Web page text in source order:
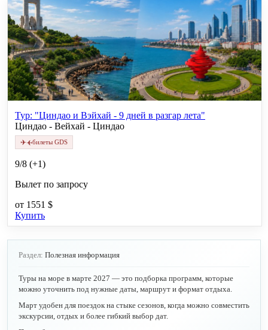
Тур: "Циндао и Вэйхай - 9 дней в разгар лета"
Циндао - Вейхай - Циндао
✈✈билеты GDS
9/8 (+1)
Вылет по запросу
от 1551 $
Купить
Раздел: Полезная информация
Туры на море в марте 2027 — это подборка программ, которые
можно уточнить под нужные даты, маршрут и формат отдыха.
Март удобен для поездок на стыке сезонов, когда можно совместить
экскурсии, отдых и более гибкий выбор дат.